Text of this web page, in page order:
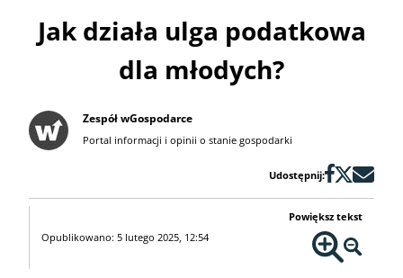
Jak działa ulga podatkowa
dla młodych?
Zespół wGospodarce
Portal informacji i opinii o stanie gospodarki
Udostępnij:
Opublikowano: 5 lutego 2025, 12:54
Powiększ tekst